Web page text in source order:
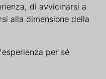
di avvicinarsi a
alla dimensione della
per sé